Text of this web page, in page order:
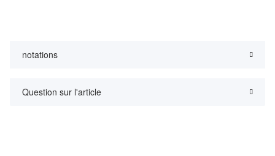
notations
Question sur l'article